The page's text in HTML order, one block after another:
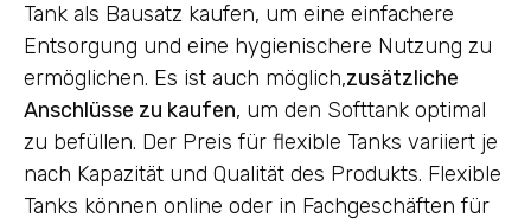
Tank als Bausatz kaufen, um eine einfachere
Entsorgung und eine hygienischere Nutzung zu
ermöglichen. Es ist auch möglich,zusätzliche
Anschlüsse zu kaufen, um den Softtank optimal
zu befüllen. Der Preis für flexible Tanks variiert je
nach Kapazität und Qualität des Produkts. Flexible
Tanks können online oder in Fachgeschäften für